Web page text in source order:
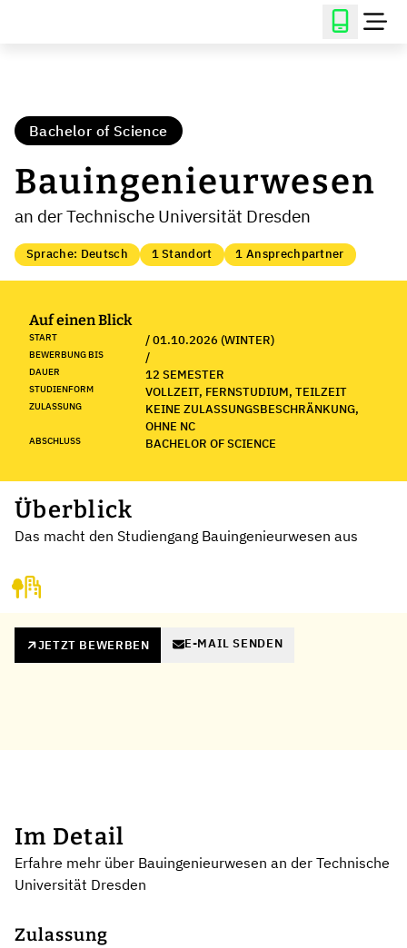
Bachelor of Science
Bauingenieurwesen
an der Technische Universität Dresden
Sprache: Deutsch 1 Standort 1 Ansprechpartner
Auf einen Blick
START / 01.10.2026 (WINTER)
BEWERBUNG BIS /
DAUER 12 SEMESTER
STUDIENFORM VOLLZEIT, FERNSTUDIUM, TEILZEIT
ZULASSUNG
KEINE ZULASSUNGSBESCHRÄNKUNG,
OHNE NC
ABSCHLUSS BACHELOR OF SCIENCE
Überblick
Das macht den Studiengang Bauingenieurwesen aus
JETZT BEWERBEN E-MAIL SENDEN
Im Detail
Erfahre mehr über Bauingenieurwesen an der Technische
Universität Dresden
Zulassung